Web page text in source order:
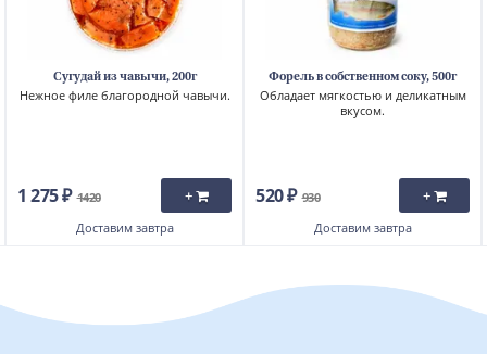
Сугудай из чавычи, 200г
Нежное филе благородной чавычи.
1 275 ₽ 1420 +
Доставим завтра
Форель в собственном соку, 500г
Обладает мягкостью и деликатным
вкусом.
520 ₽ 930 +
Доставим завтра